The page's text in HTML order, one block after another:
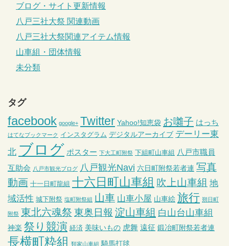
ブログ・サイト更新情報
八戸三社大祭 関連動画
八戸三社大祭関連アイテム情報
山車組・団体情報
未分類
タグ
facebook google+ Twitter Yahoo!知恵袋 お囃子 はっち
はてなブックマーク インスタグラム デジタルアーカイブ デーリー東
北 ブログ ポスター 下大工町附祭 下組町山車組 八戸市職員
互助会 八戸市観光ブログ 八戸観光Navi 六日町附祭若者連 写真
動画 十一日町龍組 十六日町山車組 吹上山車組 地
域活性 城下附祭 塩町附祭組 山車 山車小屋 山車絵 旅行 朔日町
附祭 東北六魂祭 東奥日報 淀山車組 白山台山車組
神楽 祭り競演 経済 美味いもの 虎舞 遠征 鍛冶町附祭若者連
長横町粋組 類家山車組 騎馬打毬